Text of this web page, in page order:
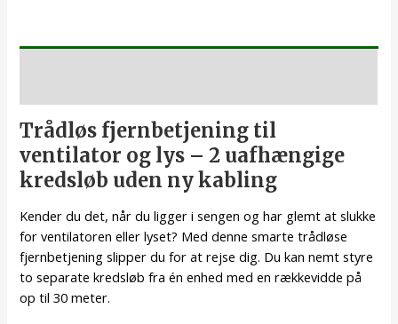
Trådløs fjernbetjening til
ventilator og lys – 2 uafhængige
kredsløb uden ny kabling
Kender du det, når du ligger i sengen og har glemt at slukke
for ventilatoren eller lyset? Med denne smarte trådløse
fjernbetjening slipper du for at rejse dig. Du kan nemt styre
to separate kredsløb fra én enhed med en rækkevidde på
op til 30 meter.